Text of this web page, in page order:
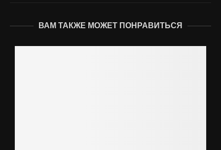
ВАМ ТАКЖЕ МОЖЕТ ПОНРАВИТЬСЯ